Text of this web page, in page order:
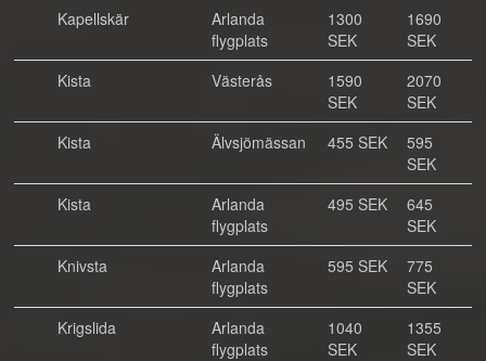
Kapellskär
Arlanda
flygplats
1300
SEK
1690
SEK
Kista
Västerås
1590
SEK
2070
SEK
Kista
Älvsjömässan 455 SEK
595
SEK
Kista
Arlanda
flygplats
495 SEK
645
SEK
Knivsta
Arlanda
flygplats
595 SEK
775
SEK
Krigslida
Arlanda
flygplats
1040
SEK
1355
SEK